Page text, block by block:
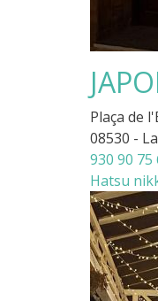
Plaça de
08530 -
930 90 75
Hatsu